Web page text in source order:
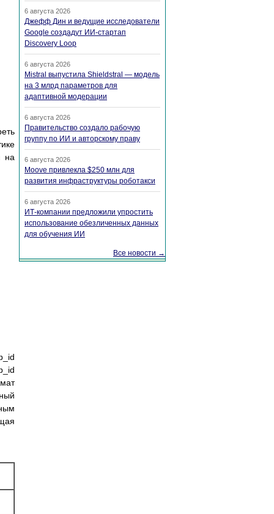
на
6 августа 2026
Джефф Дин и ведущие исследователи
Google создадут ИИ-стартап
Discovery Loop
6 августа 2026
Mistral выпустила Shieldstral — модель
на 3 млрд параметров для
адаптивной модерации
6 августа 2026
Правительство создало рабочую
группу по ИИ и авторскому праву
6 августа 2026
Moove привлекла $250 млн для
развития инфраструктуры роботакси
6 августа 2026
ИТ-компании предложили упростить
использование обезличенных данных
для обучения ИИ
Все новости →